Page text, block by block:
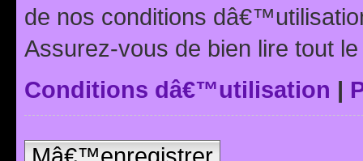
de nos conditions
Assurez-vous de bien lire tout
Conditions dâ€™utilisation |
Mâ€™enregistrer